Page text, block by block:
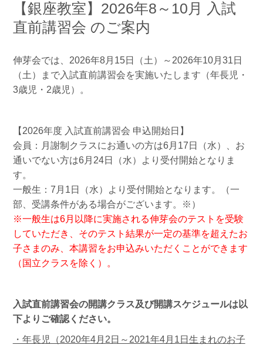
【銀座教室】2026年8～10月 入試
直前講習会 のご案内
伸芽会では、2026年8月15日（土）～2026年10月31日
（土）まで入試直前講習会を実施いたします（年長児・
3歳児・2歳児）。
【2026年度 入試直前講習会 申込開始日】
会員：月謝制クラスにお通いの方は6月17日（水）、お
通いでない方は6月24日（水）より受付開始となりま
す。
一般生：7月1日（水）より受付開始となります。（一
部、受講条件がある場合がございます。※）
※一般生は6月以降に実施される伸芽会のテストを受験
していただき、そのテスト結果が一定の基準を超えたお
子さまのみ、本講習をお申込みいただくことができます
（国立クラスを除く）。
入試直前講習会の開講クラス及び開講スケジュールは以
下よりご確認ください。
・年長児（2020年4月2日～2021年4月1日生まれのお子